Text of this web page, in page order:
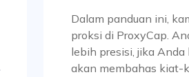
Dalam panduan ini,
proksi di ProxyCap.
lebih presisi, jika
akan membahas kiat-